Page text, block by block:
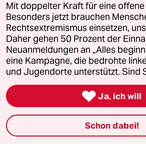
Mehr taz Angebote
Reisen
Kantine
Shop
Anzeigen
Mit doppelter Kraft für eine offene
Besonders jetzt brauchen
Rechtsextremismus einsetzen,
Daher gehen 50 Prozent der
Neuanmeldungen an „Alles
eine Kampagne, die bedrohte
und Jugendorte unterstützt. Sind
 Ja, ich will
Schon dabei!